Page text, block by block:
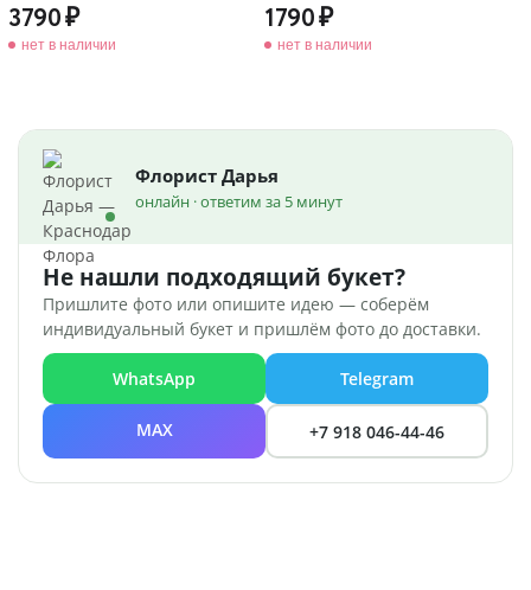
3790
нет в наличии
1790
нет в наличии
Флорист Дарья
онлайн · ответим за 5 минут
Не нашли подходящий букет?
Пришлите фото или опишите идею — соберём
индивидуальный букет и пришлём фото до доставки.
WhatsApp Telegram
MAX +7 918 046-44-46